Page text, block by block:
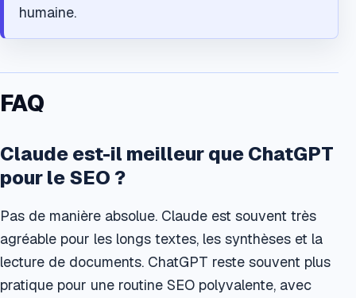
humaine.
FAQ
Claude est-il meilleur que ChatGPT
pour le SEO ?
Pas de manière absolue. Claude est souvent très
agréable pour les longs textes, les synthèses et la
lecture de documents. ChatGPT reste souvent plus
pratique pour une routine SEO polyvalente, avec